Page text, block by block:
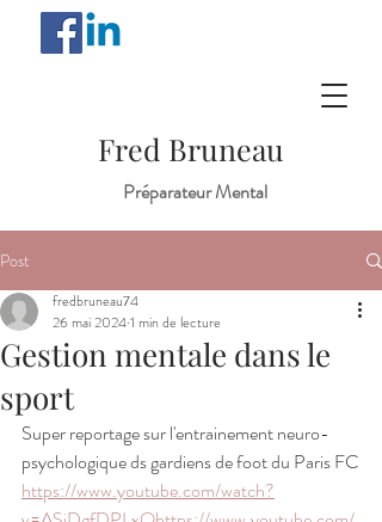
Fred Bruneau
Préparateur Mental
Post
Gestion mentale dans le
sport
fredbruneau74
26 mai 20241 min de lecture
Super reportage sur l'entrainement neuro-
psychologique ds gardiens de foot du Paris FC
https://www.youtube.com/watch?